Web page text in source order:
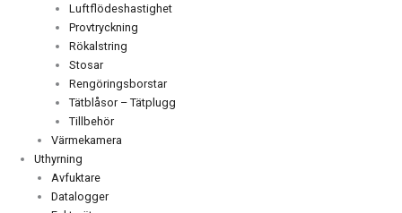
Luftflödeshastighet
Provtryckning
Rökalstring
Stosar
Rengöringsborstar
Tätblåsor – Tätplugg
Tillbehör
Värmekamera
Uthyrning
Avfuktare
Datalogger